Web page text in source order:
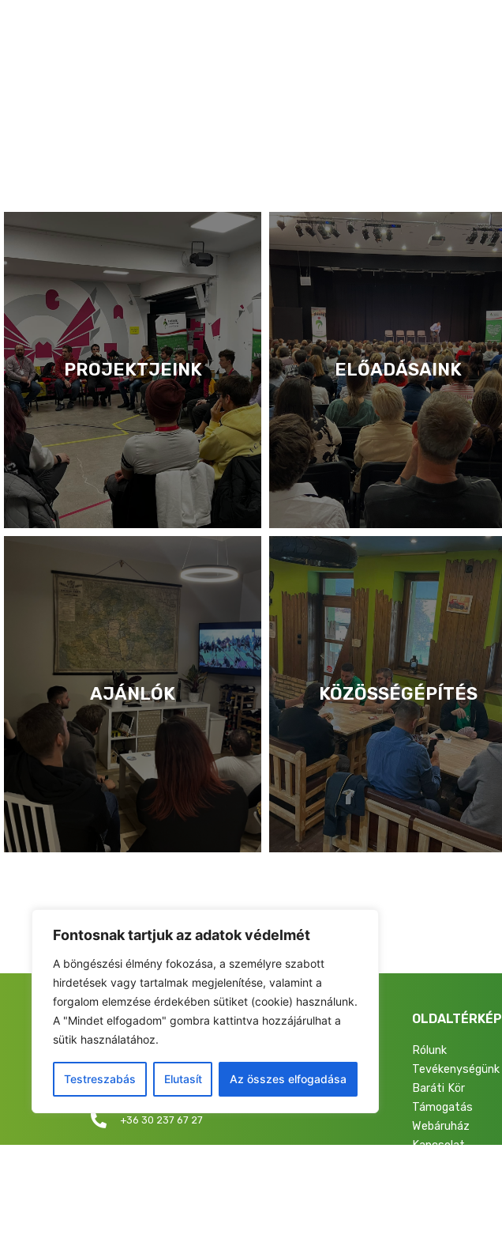
Fontosnak tartjuk az adatok védelmét
A böngészési élmény fokozása, a személyre szabott
hirdetések vagy tartalmak megjelenítése, valamint a
forgalom elemzése érdekében sütiket (cookie) használunk.
A "Mindet elfogadom" gombra kattintva hozzájárulhat a
sütik használatához.
Testreszabás Elutasít Az összes elfogadása
PROJEKTJEINK ELŐADÁSAINK
AJÁNLÓK KÖZÖSSÉGÉPÍTÉS
FIATALOK A NEMZETÉRT ALAPÍTVÁNY
Levelezési cím/iroda: 1053 Budapest, Curia utca 4.
info@fiatalokanemzetert.hu
+36 30 237 67 27
OLDALTÉRKÉP
Rólunk
Tevékenységünk
Baráti Kör
Támogatás
Webáruház
Kapcsolat